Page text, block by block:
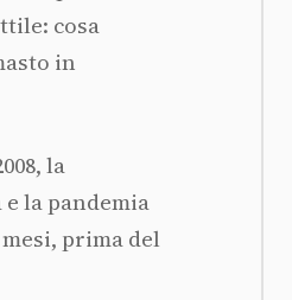
cosa
in
la
la pandemia
prima del